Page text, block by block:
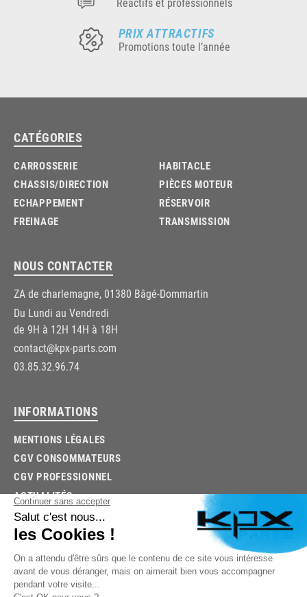
PRIX ATTRACTIFS
Promotions toute l’année
CATÉGORIES
CARROSSERIE
CHASSIS/DIRECTION
ECHAPPEMENT
FREINAGE
HABITACLE
PIÈCES MOTEUR
RÉSERVOIR
TRANSMISSION
NOUS CONTACTER
ZA de charlemagne, 01380 Bâgé-Dommartin
Du Lundi au Vendredi
de 9H à 12H 14H à 18H
contact@kpx-parts.com
03.85.32.96.74
INFORMATIONS
MENTIONS LÉGALES
CGV CONSOMMATEURS
CGV PROFESSIONNEL
ACTUALITÉS